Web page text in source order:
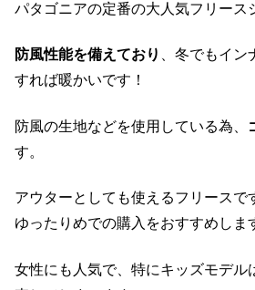
パタゴニアの定番の大人気フリース
防風性能を備えており
、冬でもイ
すれば暖かいです！
防風の生地などを使用している為、
す。
アウターとしても使えるフリースで
ゆったりめでの購入をおすすめしま
女性にも人気で、特にキッズモデル